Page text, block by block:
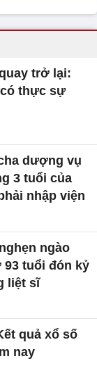
trở lại:
thực sự
dượng vụ
3 tuổi của
nhập viện
ngào
tuổi đón kỷ
liệt sĩ
quả xổ số
nay